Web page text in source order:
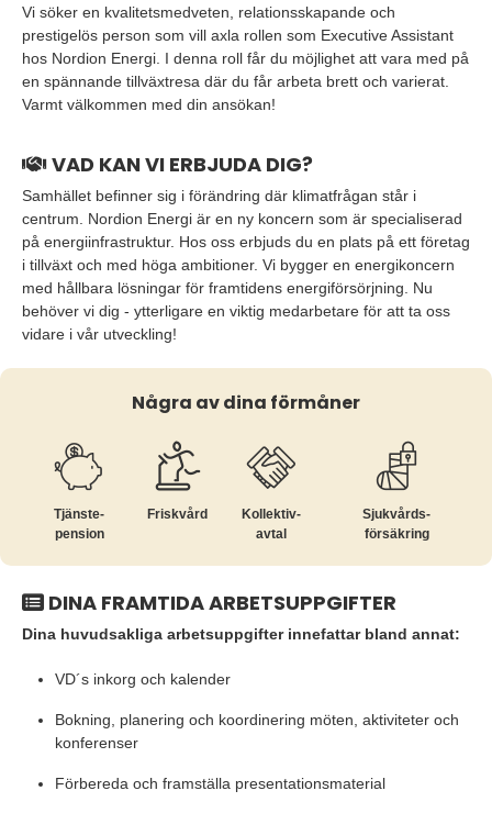
Vi söker en kvalitetsmedveten, relationsskapande och
prestigelös person som vill axla rollen som Executive Assistant
hos Nordion Energi. I denna roll får du möjlighet att vara med på
en spännande tillväxtresa där du får arbeta brett och varierat.
Varmt välkommen med din ansökan!
VAD KAN VI ERBJUDA DIG?
Samhället befinner sig i förändring där klimatfrågan står i
centrum. Nordion Energi är en ny koncern som är specialiserad
på energiinfrastruktur. Hos oss erbjuds du en plats på ett företag
i tillväxt och med höga ambitioner. Vi bygger en energikoncern
med hållbara lösningar för framtidens energiförsörjning. Nu
behöver vi dig - ytterligare en viktig medarbetare för att ta oss
vidare i vår utveckling!
Några av dina förmåner
Tjänste­
pension
Friskvård
Kollektiv­
avtal
Sjukvårds­
försäkring
DINA FRAMTIDA ARBETSUPPGIFTER
Dina huvudsakliga arbetsuppgifter innefattar bland annat:
VD´s inkorg och kalender
Bokning, planering och koordinering möten, aktiviteter och
konferenser
Förbereda och framställa presentationsmaterial